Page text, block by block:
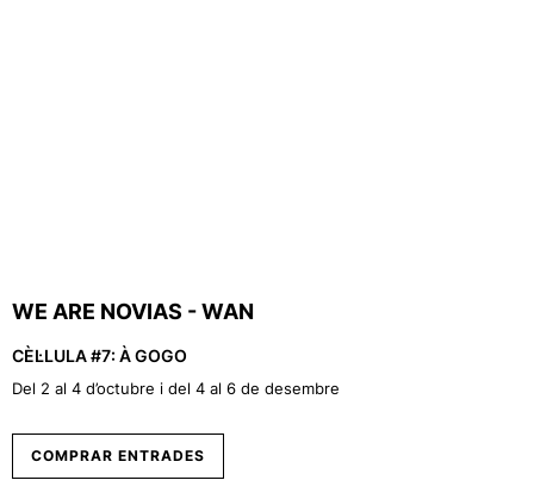
WE ARE NOVIAS - WAN
CÈL·LULA #7: À GOGO
Del 2 al 4 d’octubre i del 4 al 6 de desembre
COMPRAR ENTRADES